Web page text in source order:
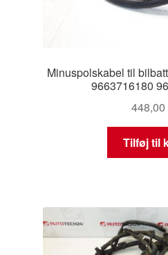
Minuspolskabel til
9663716180
448,00
Tilføj til